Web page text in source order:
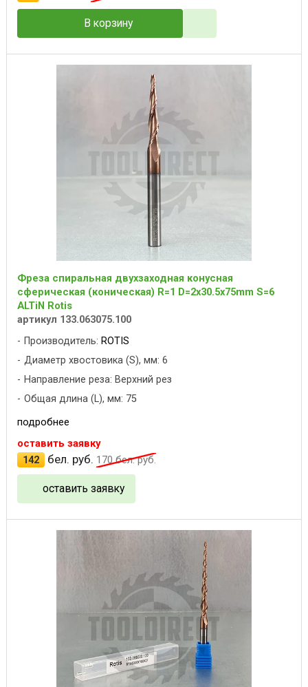
В корзину
Фреза спиральная двухзаходная конусная
сферическая (коническая) R=1 D=2x30.5x75mm S=6
ALTiN Rotis
артикул 133.063075.100
Производитель: ROTIS
Диаметр хвостовика (S), мм: 6
Направление реза: Верхний рез
Общая длина (L), мм: 75
подробнее
оставить заявку
142
бел. руб. 170бел. руб.
оставить заявку